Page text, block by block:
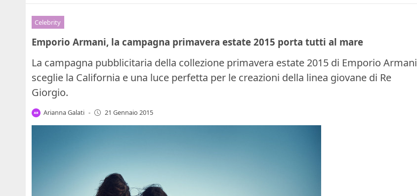
Celebrity
Emporio Armani, la campagna primavera estate 2015 porta tutti al mare
La campagna pubblicitaria della collezione primavera estate 2015 di Emporio Armani
sceglie la California e una luce perfetta per le creazioni della linea giovane di Re
Giorgio.
Arianna Galati - 21 Gennaio 2015